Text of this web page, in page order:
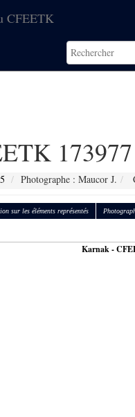
CFEETK
173977
Photographe : Maucor J.
sur les éléments représentés